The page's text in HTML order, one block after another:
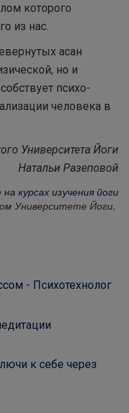
которого
из нас.
асан
но и
психо-
человека в
Университета Йоги
Натальи Разеповой
на курсах изучения йоги
Университете Йоги.
- Психотехнолог
к себе через